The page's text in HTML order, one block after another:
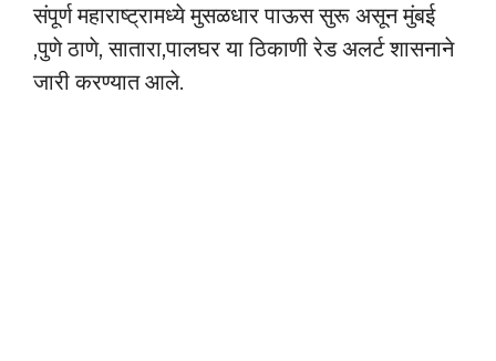
संपूर्ण महाराष्ट्रामध्ये मुसळधार पाऊस सुरू असून मुंबई
,पुणे ठाणे, सातारा,पालघर या ठिकाणी रेड अलर्ट शासनाने
जारी करण्यात आले.